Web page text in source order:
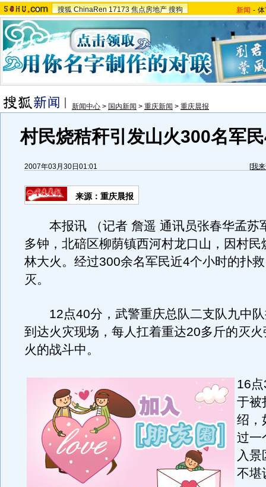
搜狐 ChinaRen 17173 焦点房地产 搜狗 新闻 -
新闻中心 > 国内新闻 > 重庆新闻 > 重庆晨报
村民烧秸秆引发山火300名军
2007年03月30日01:01 [我
来源：重庆晨报
本报讯 （记者 詹遥 通讯员张春华孟苏
多钟，北碚区柳荫镇西河村龙口山，因村民
林大火。经过300余名军民近4个小时的扑
灭。
12点40分，武警重庆总队二支队九中队
到达火灾现场，每人扛着重达20多斤的灭
火的战斗中。
16
于被
绍，
过一
入
不堪